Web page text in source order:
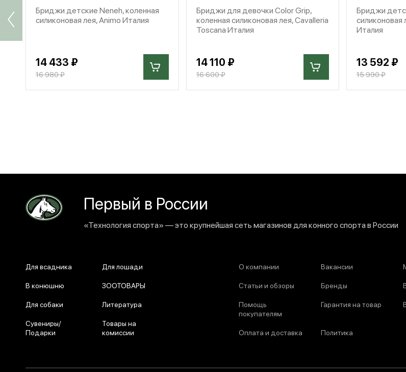
Бриджи детские Neneh, коленная
силиконовая лея, Animo Италия
14 433 ₽
16 980 ₽
Бриджи для девочки Color Grip,
коленная силиконовая лея, Cavalleria
Toscana Италия
14 110 ₽
16 600 ₽
Бриджи
силиконовая
Италия
13 592 ₽
15 990 ₽
Первый в России
«Технология спорта» — это крупнейшая сеть магазинов для конного спорта в России
Для всадника Для лошади
В конюшню ЗООТОВАРЫ
Для собаки Литература
Сувениры/
Подарки
Товары на
комиссии
О компании Вакансии
Статьи и обзоры Бренды
Помощь
покупателям
Гарантия на товар
Оплата и доставка Политика